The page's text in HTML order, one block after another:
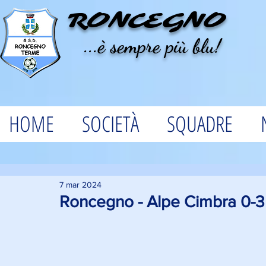
RONCEGNO
...è sempre più blu!
HOME SOCIETÀ SQUADRE
Roncegno - Alpe Cimbra 0-
7 mar 2024